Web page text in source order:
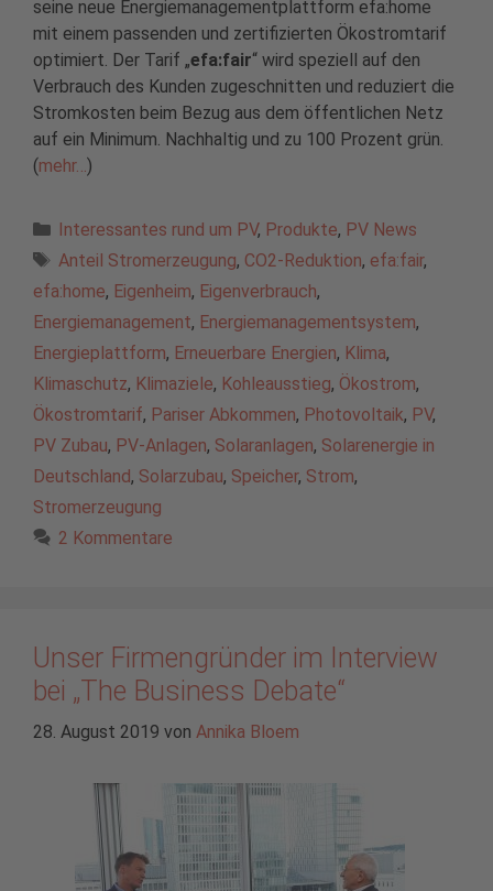
seine neue Energiemanagementplattform efa:home
mit einem passenden und zertifizierten Ökostromtarif
optimiert. Der Tarif „efa:fair“ wird speziell auf den
Verbrauch des Kunden zugeschnitten und reduziert die
Stromkosten beim Bezug aus dem öffentlichen Netz
auf ein Minimum. Nachhaltig und zu 100 Prozent grün.
(mehr…)
Kategorien
Interessantes rund um PV, Produkte, PV News
Schlagwörter
Anteil Stromerzeugung, CO2-Reduktion, efa:fair,
efa:home, Eigenheim, Eigenverbrauch,
Energiemanagement, Energiemanagementsystem,
Energieplattform, Erneuerbare Energien, Klima,
Klimaschutz, Klimaziele, Kohleausstieg, Ökostrom,
Ökostromtarif, Pariser Abkommen, Photovoltaik, PV,
PV Zubau, PV-Anlagen, Solaranlagen, Solarenergie in
Deutschland, Solarzubau, Speicher, Strom,
Stromerzeugung
2 Kommentare
Unser Firmengründer im Interview
bei „The Business Debate“
28. August 2019 von Annika Bloem